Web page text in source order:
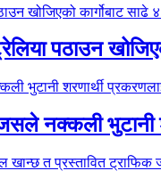
पठाउन
नक्कली भुटानी